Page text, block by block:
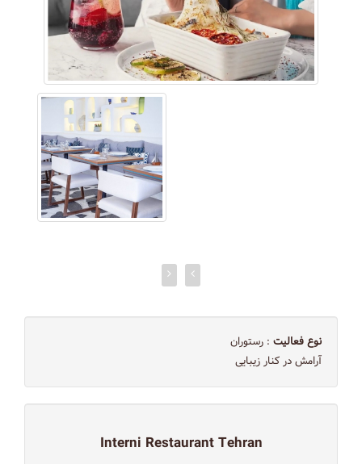
نوع فعالیت : رستوران
آرامش در کنار زیبایی
Interni Restaurant Tehran